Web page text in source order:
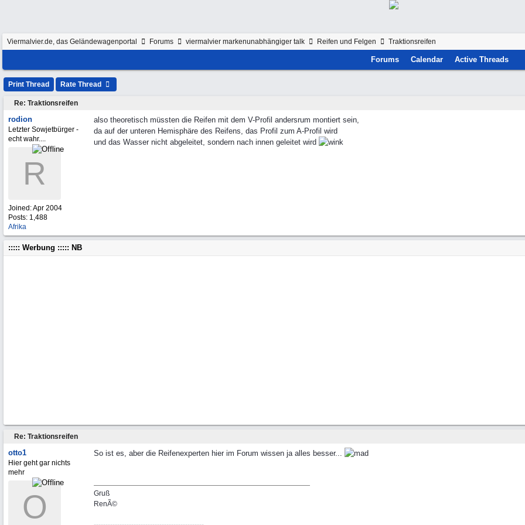
Viermalvier.de, das Geländewagenportal Forums viermalvier markenunabhängiger talk Reifen und Felgen Traktionsreifen
Forums Calendar Active Threads
Print Thread Rate Thread
Re: Traktionsreifen
rodion
Letzter Sowjetbürger -
echt wahr....
R
Joined:Apr 2004
Posts: 1,488
Afrika
also theoretisch müssten die Reifen mit dem V-Profil andersrum montiert sein,
da auf der unteren Hemisphäre des Reifens, das Profil zum A-Profil wird
und das Wasser nicht abgeleitet, sondern nach innen geleitet wird
::::: Werbung ::::: NB
Re: Traktionsreifen
otto1
Hier geht gar nichts
mehr
O
So ist es, aber die Reifenexperten hier im Forum wissen ja alles besser...
Gruß
RenÃ©